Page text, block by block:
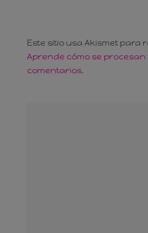
Este sitio usa Akismet para
Aprende cómo se
comentarios.